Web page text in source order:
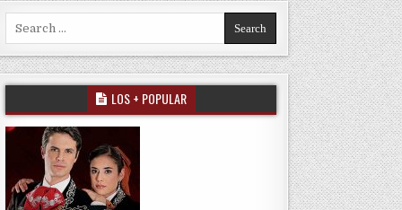
Search for:
LOS + POPULAR